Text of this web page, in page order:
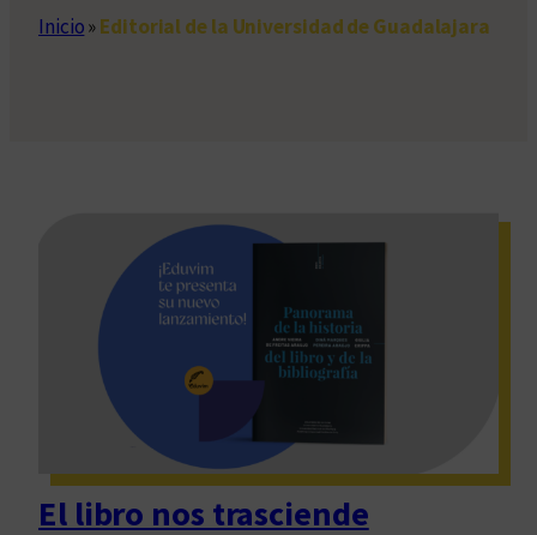
Inicio»Editorial de la Universidad de Guadalajara
El libro nos trasciende